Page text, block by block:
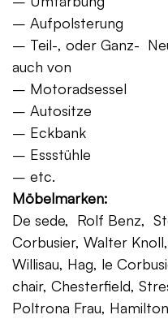
– Aufpolsterung
– Teil-, oder Ganz-
auch von
– Motoradsessel
– Autositze
– Eckbank
– Essstühle
– etc.
Möbelmarken:
De sede, Rolf Benz,
Corbusier, Walter
Willisau, Hag, le
chair, Chesterfield,
Poltrona Frau,